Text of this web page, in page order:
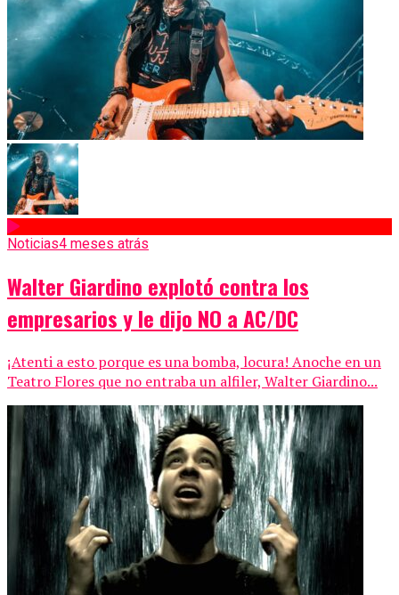
Noticias4 meses atrás
Walter Giardino explotó contra los
empresarios y le dijo NO a AC/DC
¡Atenti a esto porque es una bomba, locura! Anoche en un
Teatro Flores que no entraba un alfiler, Walter Giardino...